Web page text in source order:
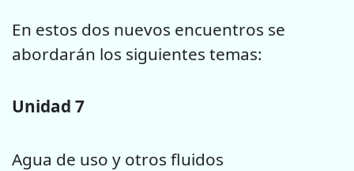
En estos dos nuevos encuentros se
abordarán los siguientes temas:
Unidad 7
Agua de uso y otros fluidos